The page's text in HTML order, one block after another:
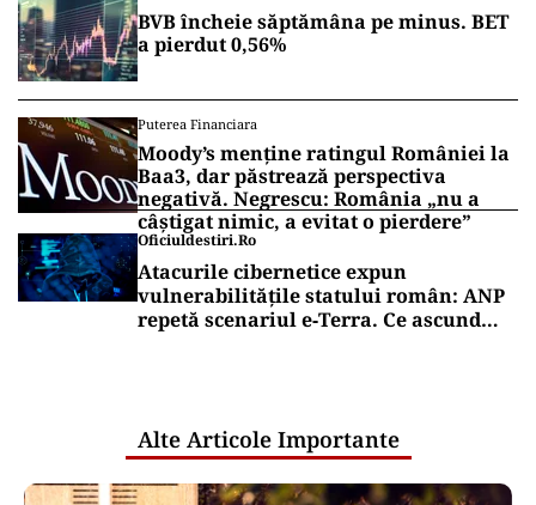
BVB încheie săptămâna pe minus. BET
a pierdut 0,56%
Puterea Financiara
Moody’s menține ratingul României la
Baa3, dar păstrează perspectiva
negativă. Negrescu: România „nu a
câștigat nimic, a evitat o pierdere”
Oficiuldestiri.ro
Atacurile cibernetice expun
vulnerabilitățile statului român: ANP
repetă scenariul e‑Terra. Ce ascund
Alte Articole Importante